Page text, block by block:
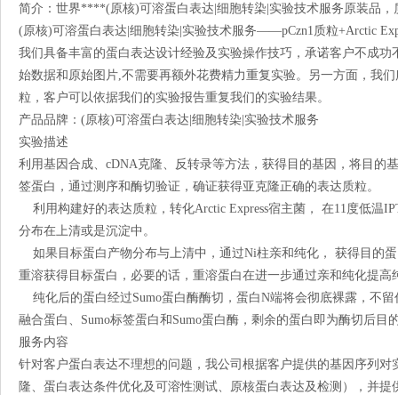
简介：世界****(原核)可溶蛋白表达|细胞转染|实验技术服务原装品，
(原核)可溶蛋白表达|细胞转染|实验技术服务——pCzn1质粒+Arctic
我们具备丰富的蛋白表达设计经验及实验操作技巧，承诺客户不成
始数据和原始图片,不需要再额外花费精力重复实验。另一方面，我
粒，客户可以依据我们的实验报告重复我们的实验结果。
产品品牌：(原核)可溶蛋白表达|细胞转染|实验技术服务
实验描述
利用基因合成、cDNA克隆、反转录等方法，获得目的基因，将目的
签蛋白，通过测序和酶切验证，确证获得亚克隆正确的表达质粒。
利用构建好的表达质粒，转化Arctic Express宿主菌， 在11度低温
分布在上清或是沉淀中。
如果目标蛋白产物分布与上清中，通过Ni柱亲和纯化， 获得目的
重溶获得目标蛋白，必要的话，重溶蛋白在进一步通过亲和纯化提高
纯化后的蛋白经过Sumo蛋白酶酶切，蛋白N端将会彻底裸露，不
融合蛋白、Sumo标签蛋白和Sumo蛋白酶，剩余的蛋白即为酶切后目
服务内容
针对客户蛋白表达不理想的问题，我公司根据客户提供的基因序列
隆、蛋白表达条件优化及可溶性测试、原核蛋白表达及检测），并